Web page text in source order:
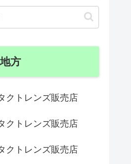
方
クトレンズ販売店
クトレンズ販売店
クトレンズ販売店